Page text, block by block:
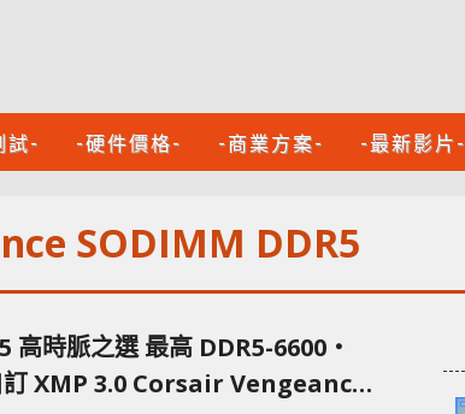
試- -硬件價格- -商業方案- -最新影片-
SODIMM DDR5
高時脈之選 最高 DDR5-6600‧
XMP 3.0 Corsair Vengeance